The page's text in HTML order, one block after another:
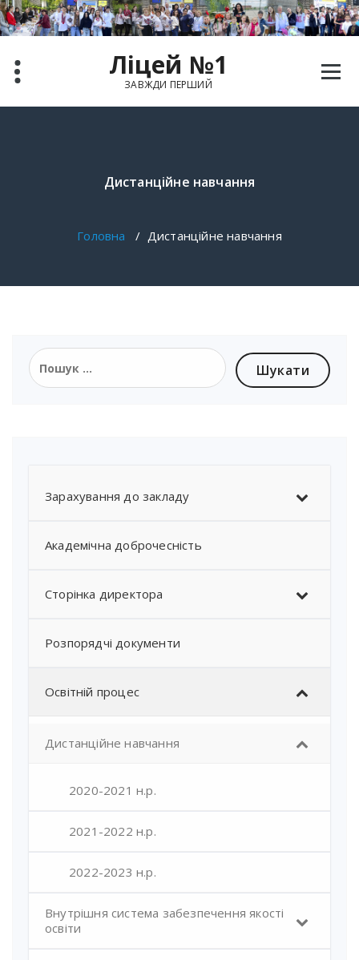
Ліцей №1
ЗАВЖДИ ПЕРШИЙ
Дистанційне навчання
Головна / Дистанційне навчання
Зарахування до закладу
Академічна доброчесність
Сторінка директора
Розпорядчі документи
Освітній процес
Дистанційне навчання
2020-2021 н.р.
2021-2022 н.р.
2022-2023 н.р.
Внутрішня система забезпечення якості
освіти